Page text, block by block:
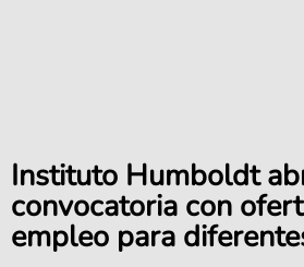
Instituto Humboldt
convocatoria con
empleo para